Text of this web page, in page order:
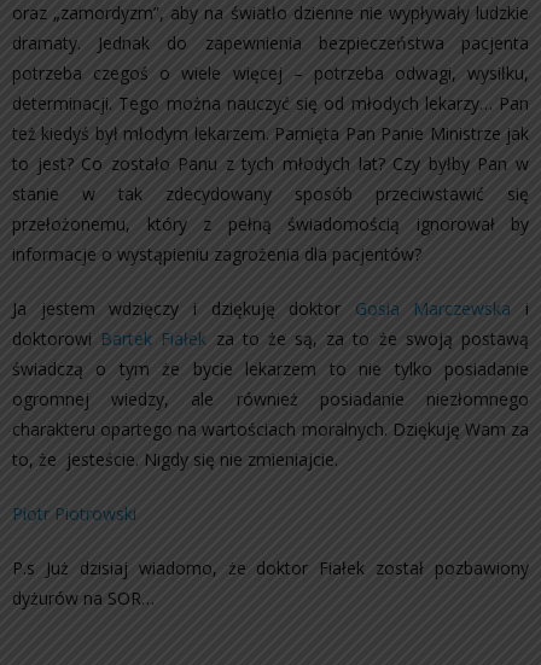
oraz „zamordyzm”, aby na światło dzienne nie wypływały ludzkie
dramaty. Jednak do zapewnienia bezpieczeństwa pacjenta
potrzeba czegoś o wiele więcej – potrzeba odwagi, wysiłku,
determinacji. Tego można nauczyć się od młodych lekarzy… Pan
też kiedyś był młodym lekarzem. Pamięta Pan Panie Ministrze jak
to jest? Co zostało Panu z tych młodych lat? Czy byłby Pan w
stanie w tak zdecydowany sposób przeciwstawić się
przełożonemu, który z pełną świadomością ignorował by
informacje o wystąpieniu zagrożenia dla pacjentów?
Ja jestem wdzięczy i dziękuję doktor Gosia Marczewska i
doktorowi Bartek Fiałek za to że są, za to że swoją postawą
świadczą o tym że bycie lekarzem to nie tylko posiadanie
ogromnej wiedzy, ale również posiadanie niezłomnego
charakteru opartego na wartościach moralnych. Dziękuję Wam za
to, że jesteście. Nigdy się nie zmieniajcie.
Piotr Piotrowski
P.s Już dzisiaj wiadomo, że doktor Fiałek został pozbawiony
dyżurów na SOR…